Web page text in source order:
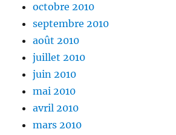
octobre 2010
septembre 2010
août 2010
juillet 2010
juin 2010
mai 2010
avril 2010
mars 2010